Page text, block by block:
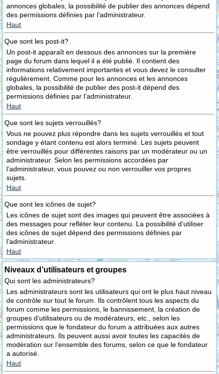
annonces globales, la possibilité de publier des annonces dépend
des permissions définies par l’administrateur.
Haut
Que sont les post-it?
Un post-it apparaît en dessous des annonces sur la première
page du forum dans lequel il a été publié. Il contient des
informations relativement importantes et vous devez le consulter
régulièrement. Comme pour les annonces et les annonces
globales, la possibilité de publier des post-it dépend des
permissions définies par l’administrateur.
Haut
Que sont les sujets verrouillés?
Vous ne pouvez plus répondre dans les sujets verrouillés et tout
sondage y étant contenu est alors terminé. Les sujets peuvent
être verrouillés pour différentes raisons par un modérateur ou un
administrateur. Selon les permissions accordées par
l’administrateur, vous pouvez ou non verrouiller vos propres
sujets.
Haut
Que sont les icônes de sujet?
Les icônes de sujet sont des images qui peuvent être associées à
des messages pour refléter leur contenu. La possibilité d’utiliser
des icônes de sujet dépend des permissions définies par
l’administrateur.
Haut
Niveaux d’utilisateurs et groupes
Qui sont les administrateurs?
Les administrateurs sont les utilisateurs qui ont le plus haut niveau
de contrôle sur tout le forum. Ils contrôlent tous les aspects du
forum comme les permissions, le bannissement, la création de
groupes d’utilisateurs ou de modérateurs, etc., selon les
permissions que le fondateur du forum a attribuées aux autres
administrateurs. Ils peuvent aussi avoir toutes les capacités de
modération sur l’ensemble des forums, selon ce que le fondateur
a autorisé.
Haut